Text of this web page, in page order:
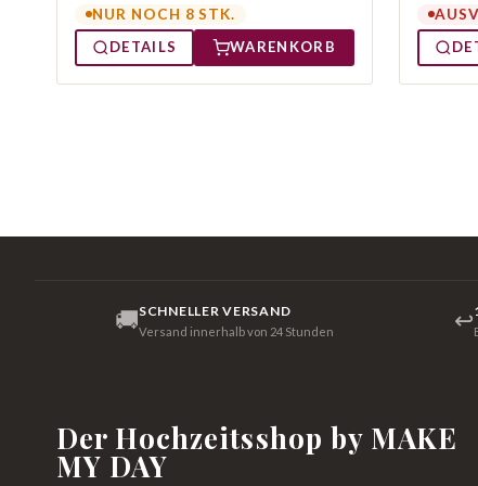
NUR NOCH 8 STK.
DETAILS
WARENKORB
🚚SCHNELLER VERSAND
Versand innerhalb von 24 Stunden ↩
Der Hochzeitsshop by MAKE
MY DAY